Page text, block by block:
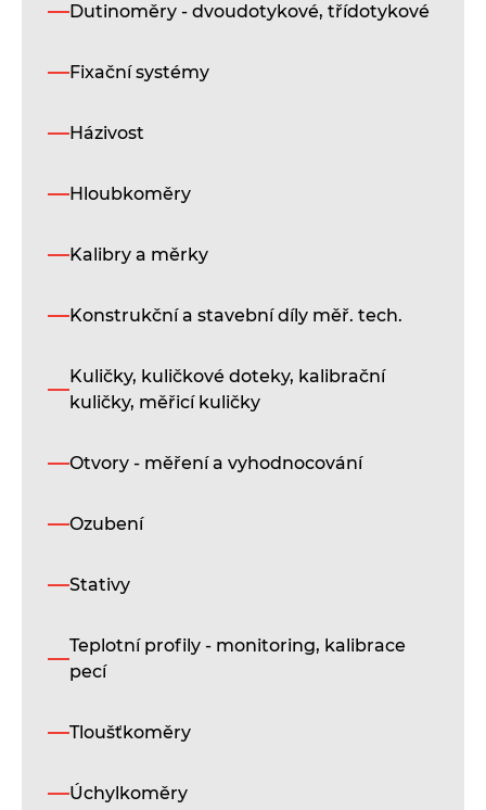
Dutinoměry - dvoudotykové, třídotykové
Fixační systémy
Házivost
Hloubkoměry
Kalibry a měrky
Konstrukční a stavební díly měř. tech.
Kuličky, kuličkové doteky, kalibrační
kuličky, měřicí kuličky
Otvory - měření a vyhodnocování
Ozubení
Stativy
Teplotní profily - monitoring, kalibrace
pecí
Tloušťkoměry
Úchylkoměry